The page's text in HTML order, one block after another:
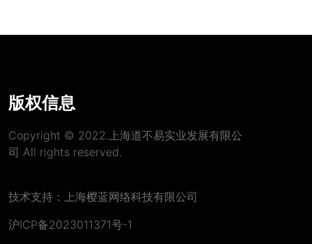
版权信息
Copyright © 2022.上海道不易实业发展有限公
司 All rights reserved.
技术支持：上海樱蓝网络科技有限公司
沪ICP备2023011371号-1